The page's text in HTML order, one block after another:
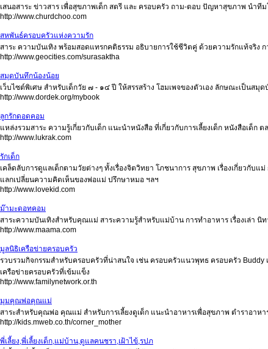
เสนอสาระ ข่าวสาร เพื่อสุขภาพเด็ก สตรี และ ครอบครัว ถาม-ตอบ ปัญหาสุขภาพ นำที
http://www.churdchoo.com
สหพันธ์ครอบครัวแห่งความรัก
สาระ ความบันเทิง พร้อมสอดแทรกคติธรรม อธิบายการใช้ชีวิตคู่ ด้วยความรักแท้จริง
http://www.geocities.com/surasaktha
สมุดบันทึกน้องน้อย
เว็บไซต์พิเศษ สำหรับเด็กวัย ๗ - ๑๔ ปี ให้สรรสร้าง โฮมเพจของตัวเอง ลักษณะเป็นสมุ
http://www.dordek.org/mybook
ลูกรักดอดคอม
แหล่งรวมสาระ ความรู้เกี่ยวกับเด็ก แนะนำหนังสือ ที่เกี่ยวกับการเลี้ยงเด็ก หนังสือเด็ก
http://www.lukrak.com
รักเด็ก
เคล็ดลับการดูแลเด็กตามวัยต่างๆ ทั้งเรื่องจิตวิทยา โภชนาการ สุขภาพ เรื่องเกี่ยวกั
แลกเปลี่ยนความคิดเห็นของพ่อแม่ ปรึกษาหมอ ฯลฯ
http://www.lovekid.com
ม๊ามะดอทคอม
สาระความบันเทิงสำหรับคุณแม่ สาระความรู้สำหรับแม่บ้าน การทำอาหาร เรื่องเล่า นิท
http://www.maama.com
มูลนิธิเครือข่ายครอบครัว
รวบรวมกิจกรรมสำหรับครอบครัวที่น่าสนใจ เช่น ครอบครัวแนวพุทธ ครอบครัว Buddy
เครือข่ายครอบครัวที่เข้มแข็ง
http://www.familynetwork.or.th
มุมคุณพ่อคุณแม่
สาระสำหรับคุณพ่อ คุณแม่ สำหรับการเลี้ยงดูเด็ก แนะนำอาหารเพื่อสุขภาพ ตำราอา
http://kids.mweb.co.th/corner_mother
พี่เลี้ยง,พี่เลี้ยงเด็ก,แม่บ้าน,ดูแลคนชรา,เฝ้าไข้,รปภ